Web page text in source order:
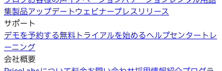
集製品アップデートウェビナープレスリリース
サポート
デモを予約する無料トライアルを始めるヘルプセンタートレ
ーニング
会社概要